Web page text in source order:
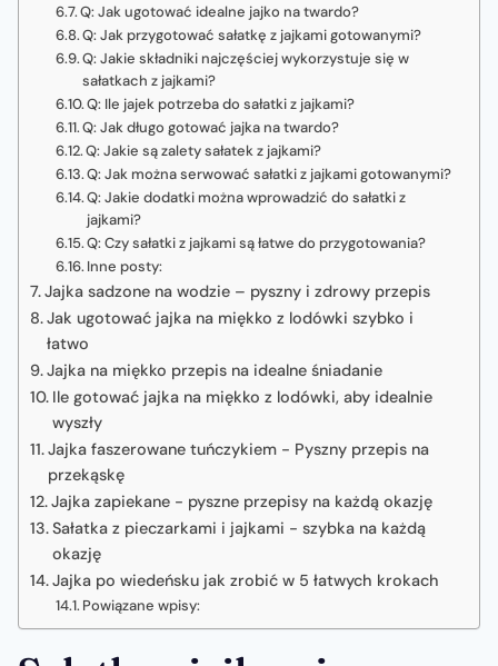
Q: Jak ugotować idealne jajko na twardo?
Q: Jak przygotować sałatkę z jajkami gotowanymi?
Q: Jakie składniki najczęściej wykorzystuje się w
sałatkach z jajkami?
Q: Ile jajek potrzeba do sałatki z jajkami?
Q: Jak długo gotować jajka na twardo?
Q: Jakie są zalety sałatek z jajkami?
Q: Jak można serwować sałatki z jajkami gotowanymi?
Q: Jakie dodatki można wprowadzić do sałatki z
jajkami?
Q: Czy sałatki z jajkami są łatwe do przygotowania?
Inne posty:
Jajka sadzone na wodzie – pyszny i zdrowy przepis
Jak ugotować jajka na miękko z lodówki szybko i
łatwo
Jajka na miękko przepis na idealne śniadanie
Ile gotować jajka na miękko z lodówki, aby idealnie
wyszły
Jajka faszerowane tuńczykiem - Pyszny przepis na
przekąskę
Jajka zapiekane - pyszne przepisy na każdą okazję
Sałatka z pieczarkami i jajkami - szybka na każdą
okazję
Jajka po wiedeńsku jak zrobić w 5 łatwych krokach
Powiązane wpisy: